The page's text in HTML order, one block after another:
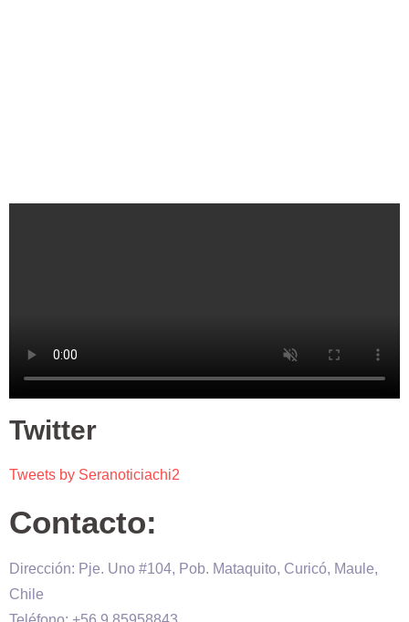
Twitter
Tweets by Seranoticiachi2
Contacto:
Dirección: Pje. Uno #104, Pob. Mataquito, Curicó, Maule,
Chile